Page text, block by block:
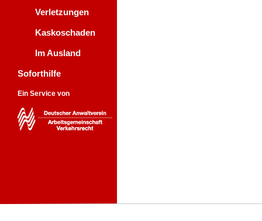
Verletzungen
Kaskoschaden
Im Ausland
Soforthilfe
Ein Service von